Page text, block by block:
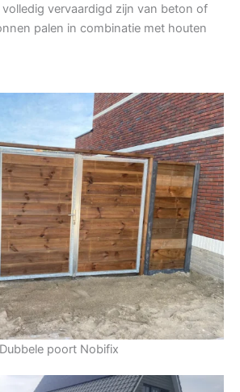
vervaardigd zijn van beton of
palen in combinatie met houten
Dubbele poort Nobifix